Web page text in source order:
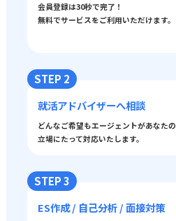
会員登録は30秒で完了！
無料でサービスをご利用いただけます。
STEP 2
就活アドバイザーへ相談
どんなご希望もエージェントがあなたの
立場にたって対応いたします。
STEP 3
ES作成 / 自己分析 / 面接対策